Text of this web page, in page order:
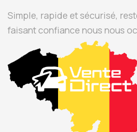
Simple, rapide et sécurisé,
faisant confiance nous nous